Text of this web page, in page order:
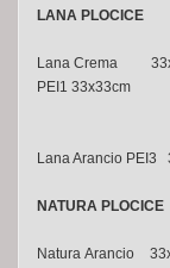
LANA PLOCICE
Lana Crema
PEI1 33x33cm
Lana Arancio
NATURA
Natura Arancio